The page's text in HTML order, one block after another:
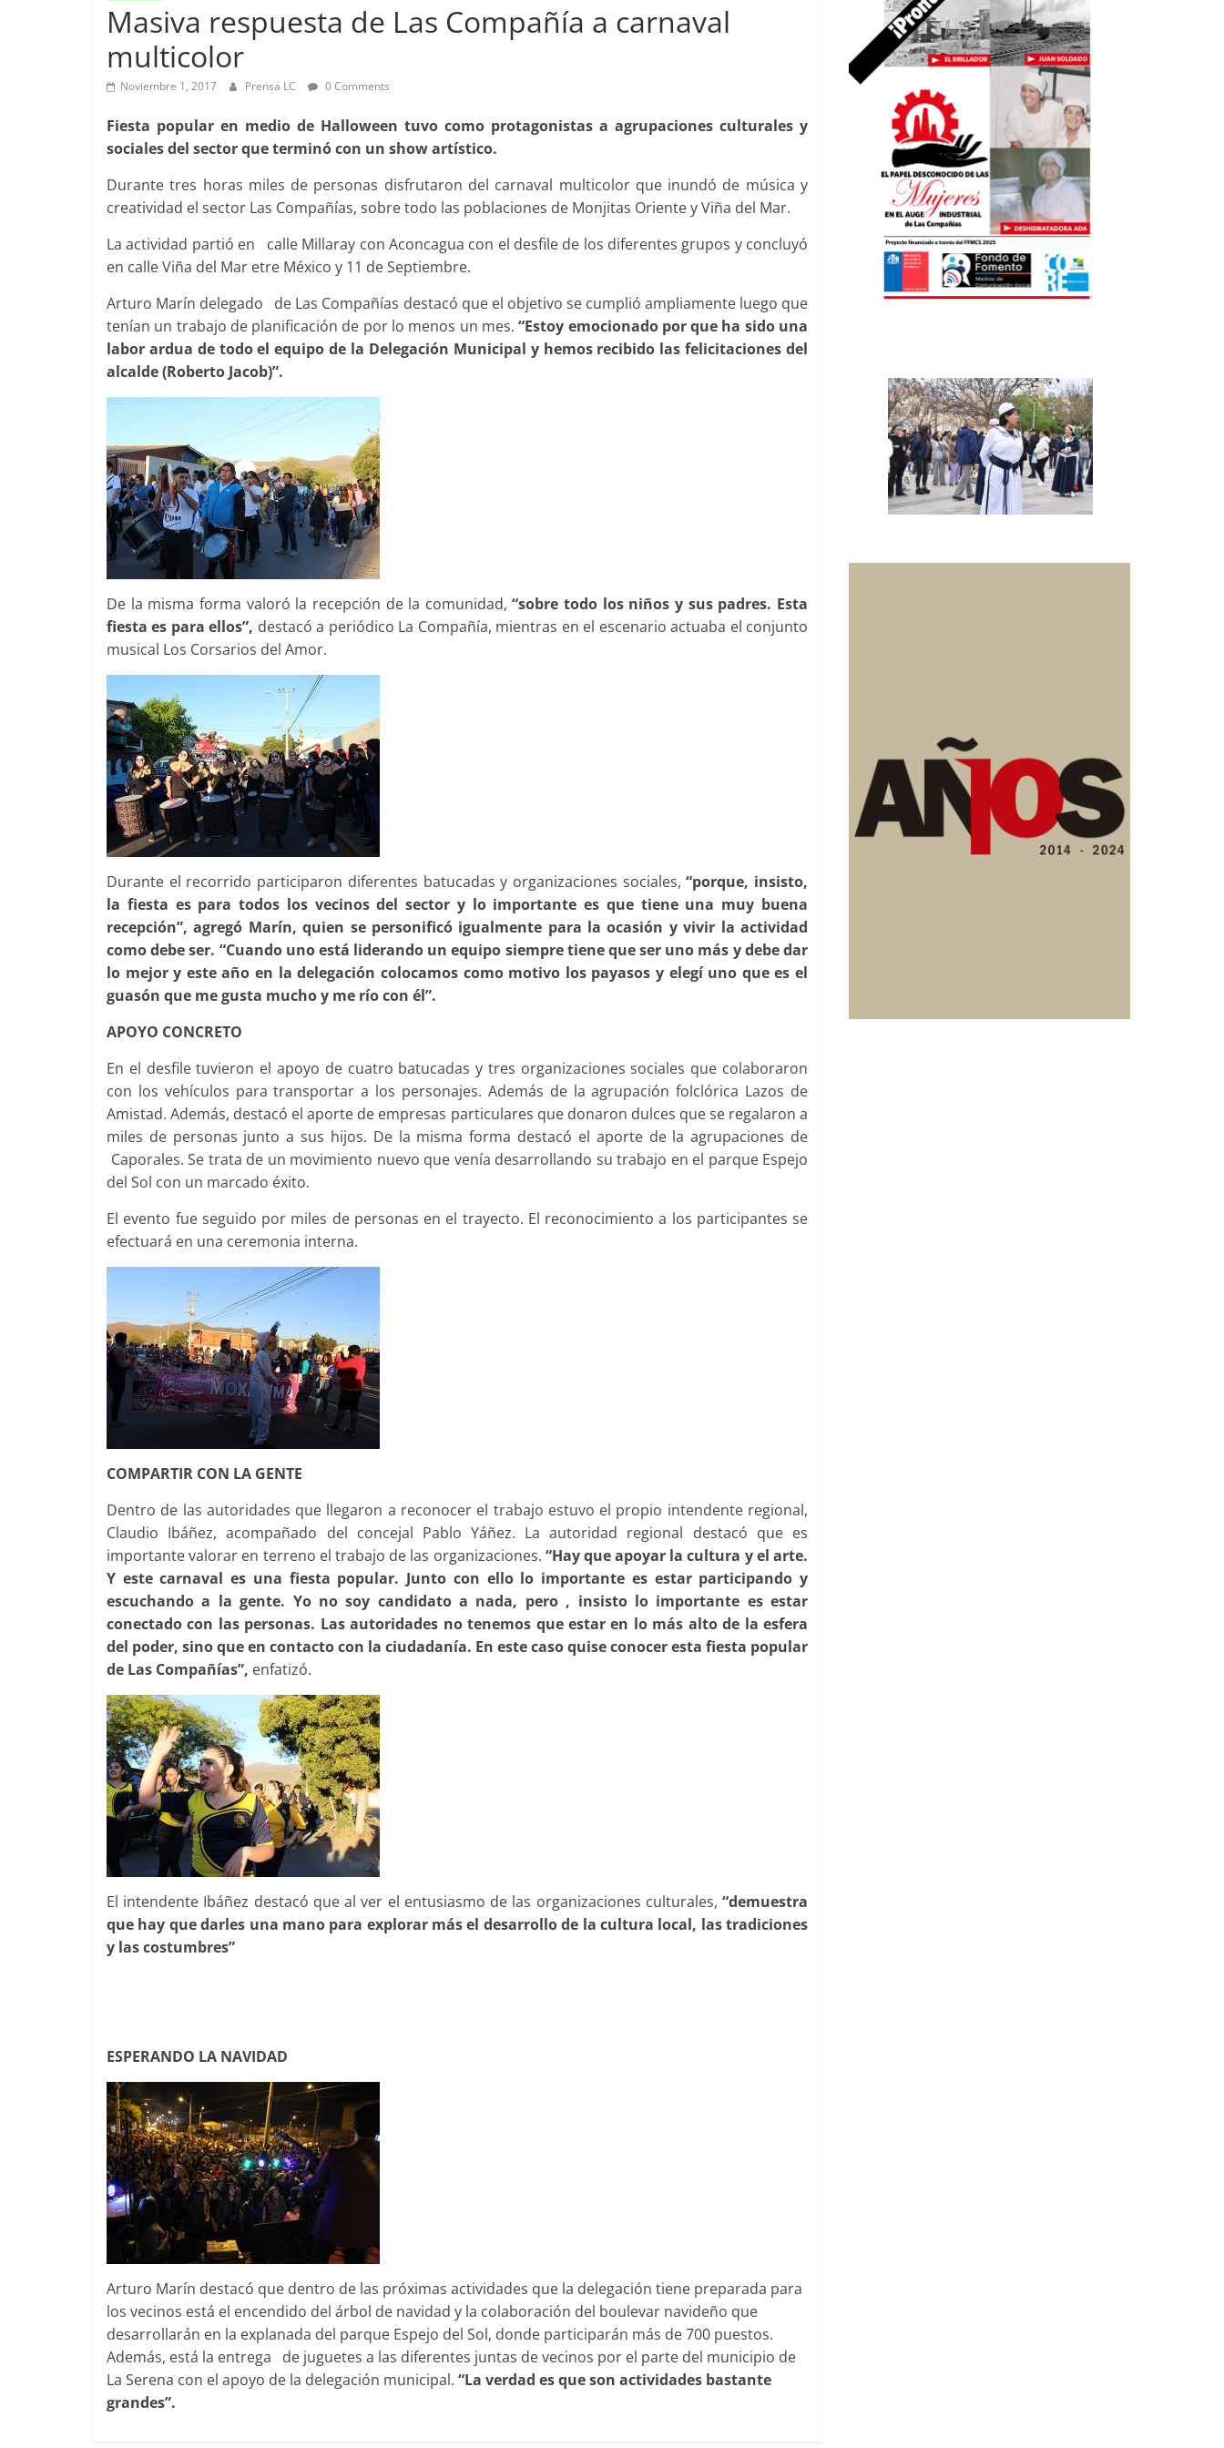
Masiva respuesta de Las Compañía a carnaval
multicolor
Noviembre 1, 2017 Prensa LC 0 Comments
Fiesta popular en medio de Halloween tuvo como protagonistas a agrupaciones culturales y
sociales del sector que terminó con un show artístico.
Durante tres horas miles de personas disfrutaron del carnaval multicolor que inundó de música y
creatividad el sector Las Compañías, sobre todo las poblaciones de Monjitas Oriente y Viña del Mar.
La actividad partió en calle Millaray con Aconcagua con el desfile de los diferentes grupos y concluyó
en calle Viña del Mar etre México y 11 de Septiembre.
Arturo Marín delegado de Las Compañías destacó que el objetivo se cumplió ampliamente luego que
tenían un trabajo de planificación de por lo menos un mes.“Estoy emocionado por que ha sido una
labor ardua de todo el equipo de la Delegación Municipal y hemos recibido las felicitaciones del
alcalde (Roberto Jacob)”.
De la misma forma valoró la recepción de la comunidad,“sobre todo los niños y sus padres. Esta
fiesta es para ellos”, destacó a periódico La Compañía, mientras en el escenario actuaba el conjunto
musical Los Corsarios del Amor.
Durante el recorrido participaron diferentes batucadas y organizaciones sociales,“porque, insisto,
la fiesta es para todos los vecinos del sector y lo importante es que tiene una muy buena
recepción”, agregó Marín, quien se personificó igualmente para la ocasión y vivir la actividad
como debe ser. “Cuando uno está liderando un equipo siempre tiene que ser uno más y debe dar
lo mejor y este año en la delegación colocamos como motivo los payasos y elegí uno que es el
guasón que me gusta mucho y me río con él”.
APOYO CONCRETO
En el desfile tuvieron el apoyo de cuatro batucadas y tres organizaciones sociales que colaboraron
con los vehículos para transportar a los personajes. Además de la agrupación folclórica Lazos de
Amistad. Además, destacó el aporte de empresas particulares que donaron dulces que se regalaron a
miles de personas junto a sus hijos. De la misma forma destacó el aporte de la agrupaciones de
Caporales. Se trata de un movimiento nuevo que venía desarrollando su trabajo en el parque Espejo
del Sol con un marcado éxito.
El evento fue seguido por miles de personas en el trayecto. El reconocimiento a los participantes se
efectuará en una ceremonia interna.
COMPARTIR CON LA GENTE
Dentro de las autoridades que llegaron a reconocer el trabajo estuvo el propio intendente regional,
Claudio Ibáñez, acompañado del concejal Pablo Yáñez. La autoridad regional destacó que es
importante valorar en terreno el trabajo de las organizaciones. “Hay que apoyar la cultura y el arte.
Y este carnaval es una fiesta popular. Junto con ello lo importante es estar participando y
escuchando a la gente. Yo no soy candidato a nada, pero , insisto lo importante es estar
conectado con las personas. Las autoridades no tenemos que estar en lo más alto de la esfera
del poder, sino que en contacto con la ciudadanía. En este caso quise conocer esta fiesta popular
de Las Compañías”, enfatizó.
El intendente Ibáñez destacó que al ver el entusiasmo de las organizaciones culturales, “demuestra
que hay que darles una mano para explorar más el desarrollo de la cultura local, las tradiciones
y las costumbres”
ESPERANDO LA NAVIDAD
Arturo Marín destacó que dentro de las próximas actividades que la delegación tiene preparada para
los vecinos está el encendido del árbol de navidad y la colaboración del boulevar navideño que
desarrollarán en la explanada del parque Espejo del Sol, donde participarán más de 700 puestos.
Además, está la entrega de juguetes a las diferentes juntas de vecinos por el parte del municipio de
La Serena con el apoyo de la delegación municipal. “La verdad es que son actividades bastante
grandes”.
Foco Vecinal
Abril 26, 2019 Prensa LC 0